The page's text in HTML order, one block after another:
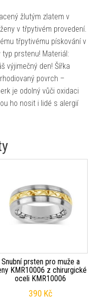
žlutým zlatem v
v třpytivém provedení.
třpytivému pískování v
typ prstenu! Materiál:
výjimečný den! Šířka
povrch –
je odolný vůči oxidaci
ho nosit i lidé s alergií
Snubní prsten pro muže a
KMR10006 z chirurgické
oceli KMR10006
390 Kč